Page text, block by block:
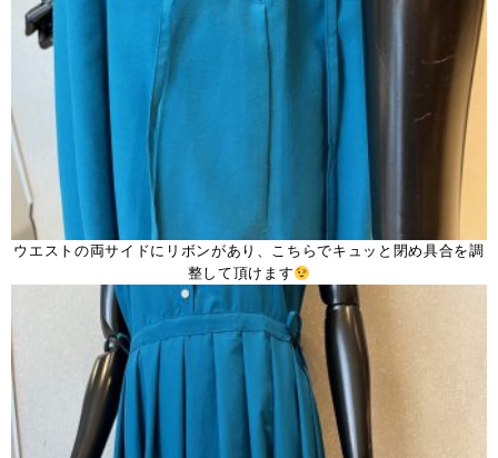
ウエストの両サイドにリボンがあり、こちらでキュッと閉め具合を調
整して頂けます